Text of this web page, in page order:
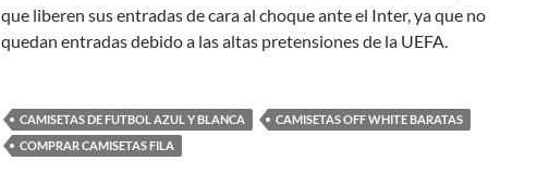
que liberen sus entradas de cara al choque ante el Inter, ya que no
quedan entradas debido a las altas pretensiones de la UEFA.
CAMISETAS DE FUTBOL AZUL Y BLANCA
CAMISETAS OFF WHITE BARATAS
COMPRAR CAMISETAS FILA